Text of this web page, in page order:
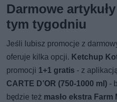
Darmowe
tym tygodniu
Jeśli lubisz promocje z
oferuje kilka opcji. Ketchup
promocji 1+1 gratis - z
CARTE D’OR (750-1000 ml) -
będzie też masło ekstra Farm